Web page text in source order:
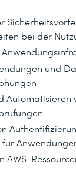
bei der
und
Automatisieren
AWS-